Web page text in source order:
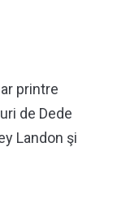
printre
de Dede
Landon şi